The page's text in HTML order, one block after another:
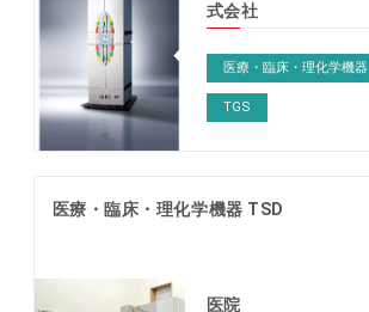
式会社
医療・臨床・理化学機器
TGS
医療・臨床・理化学機器 TSD
医院